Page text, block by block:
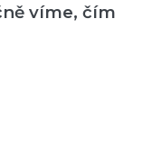
víme, čím